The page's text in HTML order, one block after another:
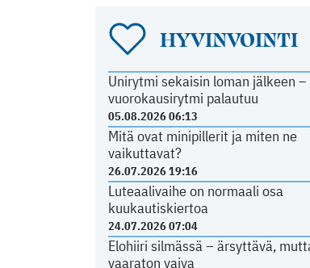
HYVINVOINTI
Unirytmi sekaisin loman jälkeen –
vuorokausirytmi palautuu
05.08.2026 06:13
Mitä ovat minipillerit ja miten ne
vaikuttavat?
26.07.2026 19:16
Luteaalivaihe on normaali osa
kuukautiskiertoa
24.07.2026 07:04
Elohiiri silmässä – ärsyttävä,
vaaraton vaiva